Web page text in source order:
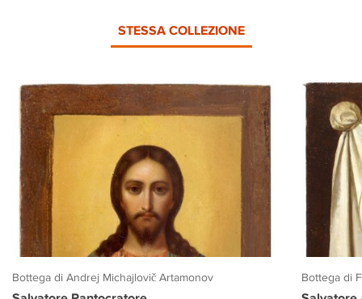
STESSA COLLEZIONE
Bottega di Andrej Michajlovič Artamonov Bottega di